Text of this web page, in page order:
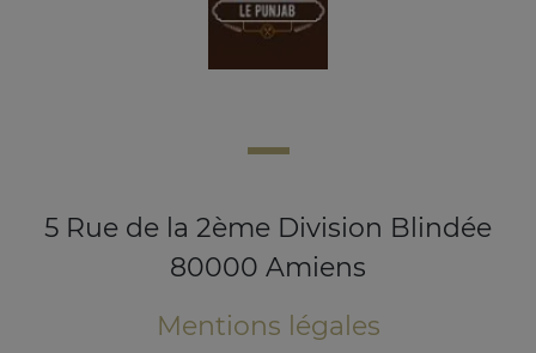
5 Rue de la 2ème Division Blindée
80000 Amiens
Mentions légales